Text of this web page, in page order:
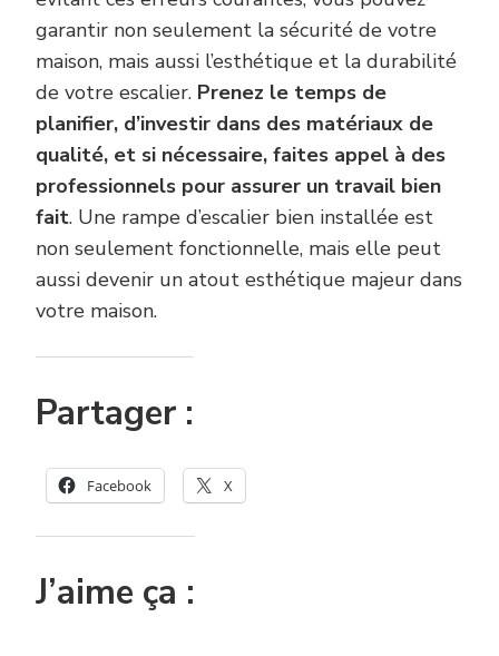
garantir non seulement la sécurité de votre
maison, mais aussi l’esthétique et la durabilité
de votre escalier. Prenez le temps de
planifier, d’investir dans des matériaux de
qualité, et si nécessaire, faites appel à des
professionnels pour assurer un travail bien
fait. Une rampe d’escalier bien installée est
non seulement fonctionnelle, mais elle peut
aussi devenir un atout esthétique majeur dans
votre maison.
Partager :
Facebook X
J’aime ça :